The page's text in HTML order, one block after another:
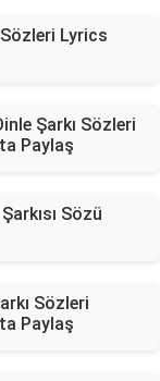
Lyrics
Şarkı Sözleri
Paylaş
Sözü
Sözleri
Paylaş